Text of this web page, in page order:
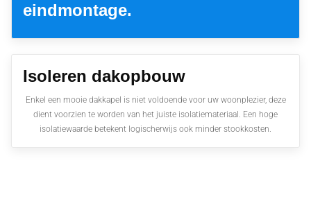
eindmontage.
Isoleren dakopbouw
Enkel een mooie dakkapel is niet voldoende voor uw woonplezier, deze
dient voorzien te worden van het juiste isolatiemateriaal. Een hoge
isolatiewaarde betekent logischerwijs ook minder stookkosten.